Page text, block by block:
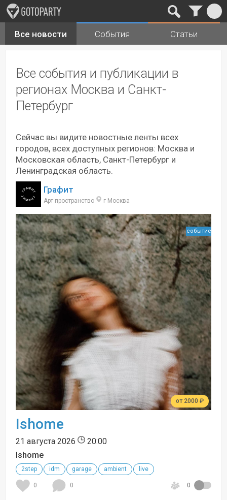
Города Музыка
Все новости События Статьи
Все события и публикации в
регионах Москва и Санкт-
Петербург
Сейчас вы видите новостные ленты всех
городов, всех доступных регионов: Москва и
Московская область, Санкт-Петербург и
Ленинградская область.
Графит
Арт пространство г Москва
от 2000 ₽
событие
Ishome
21 августа 2026
20:00
Ishome
2step idm garage ambient live
0 0 0